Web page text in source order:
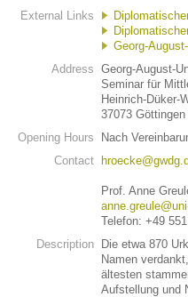
External Links
Georg-
Address Georg-August-
Seminar für
Heinrich-Düker-
37073 Göttingen
Opening Hours
Nach
Contact
Prof. Anne
Telefon: +49
Description
Die etwa 870
Namen
ältesten
Aufstellung und